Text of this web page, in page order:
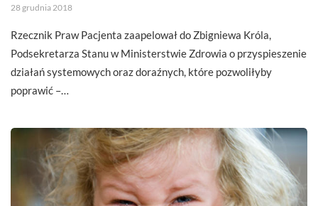
28 grudnia 2018
Rzecznik Praw Pacjenta zaapelował do Zbigniewa Króla,
Podsekretarza Stanu w Ministerstwie Zdrowia o przyspieszenie
działań systemowych oraz doraźnych, które pozwoliłyby
poprawić –…